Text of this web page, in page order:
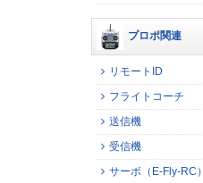
プロポ関連
リモートID
フライトコーチ
送信機
受信機
サーボ（E-Fly-RC）